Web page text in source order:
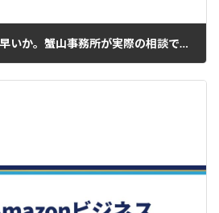
法人化すべきか、まだ早いか。蟹山事務所が実際の相談で使っている判断シート